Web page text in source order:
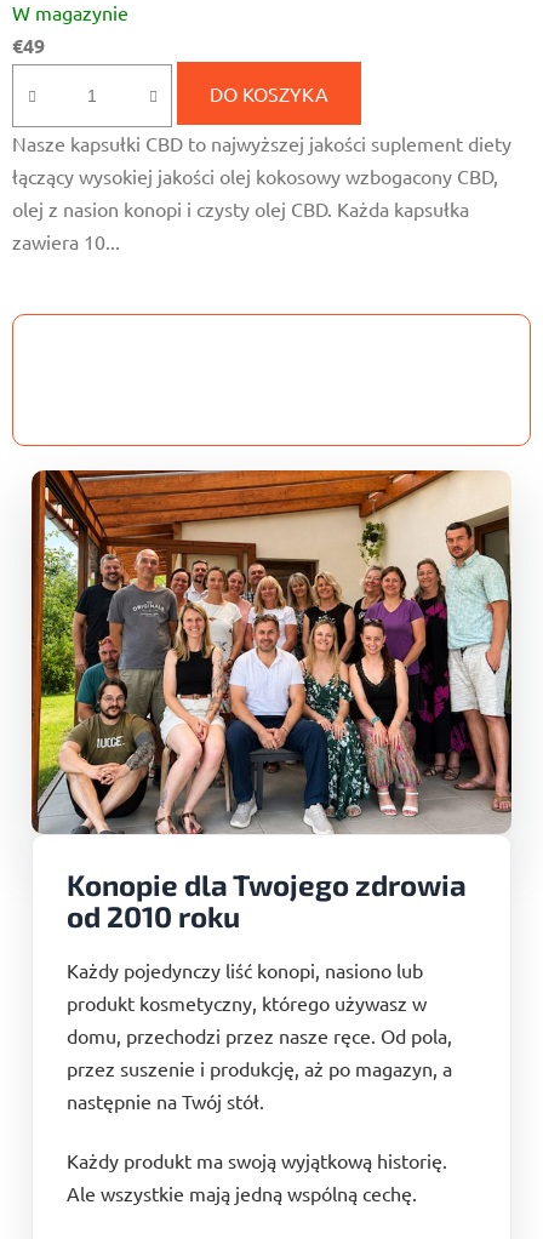
ocena
produktu
wynosi
4,7
na
5
gwiazdek.
W magazynie
€49
DO KOSZYKA
Nasze kapsułki CBD to najwyższej jakości suplement diety
łączący wysokiej jakości olej kokosowy wzbogacony CBD,
olej z nasion konopi i czysty olej CBD. Każda kapsułka
zawiera 10...
Konopie dla Twojego zdrowia
od 2010 roku
Każdy pojedynczy liść konopi, nasiono lub
produkt kosmetyczny, którego używasz w
domu, przechodzi przez nasze ręce. Od pola,
przez suszenie i produkcję, aż po magazyn, a
następnie na Twój stół.
Każdy produkt ma swoją wyjątkową historię.
Ale wszystkie mają jedną wspólną cechę.